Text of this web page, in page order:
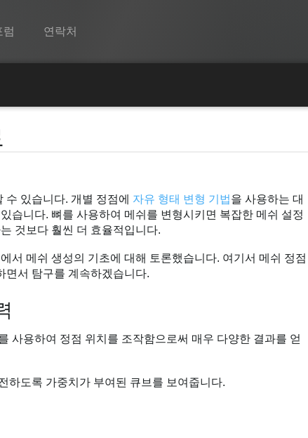
럼 연락처
알아보기
FAQ
평가판 사용
있습니다. 개별 정점에 자유 형태 변형 기법을 사용하는 대
습니다. 뼈를 사용하여 메쉬를 변형시키면 복잡한 메쉬 설정
것보다 훨씬 더 효율적입니다.
에서 메쉬 생성의 기초에 대해 토론했습니다. 여기서 메쉬 정점
면서 탐구를 계속하겠습니다.
사용하여 정점 위치를 조작함으로써 매우 다양한 결과를 얻
하도록 가중치가 부여된 큐브를 보여줍니다.